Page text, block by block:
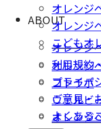
オレンジ
オレンジ
こどもオ
オレンジ
コトラボ
ウェルビ
オレンジ
ABOUT
オレンジ
利用規約
プライバ
ご意⾒・
よくある